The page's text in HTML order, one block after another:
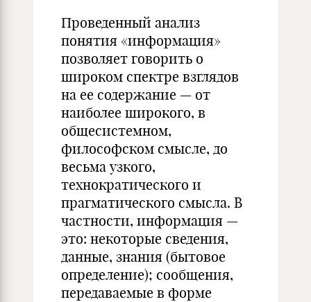
Проведенный анализ
понятия «информация»
позволяет говорить о
широком спектре взглядов
на ее содержание — от
наиболее широкого, в
общесистемном,
философском смысле, до
весьма узкого,
технократического и
прагматического смысла. В
частности, информация —
это: некоторые сведения,
данные, знания (бытовое
определение); сообщения,
передаваемые в форме